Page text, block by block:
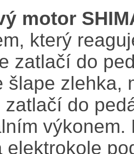
motor
který
zatlačí do
šlape zlehka,
zatlačí do
elektrokole